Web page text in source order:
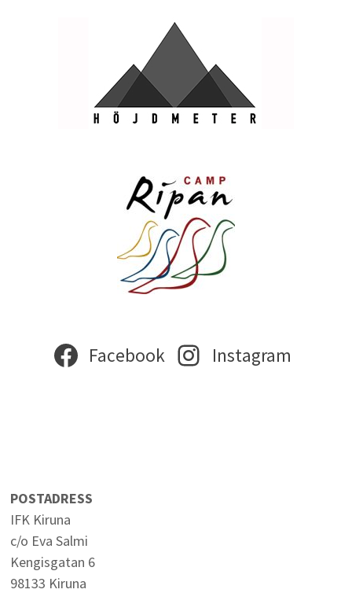
Facebook Instagram
POSTADRESS
IFK Kiruna
c/o Eva Salmi
Kengisgatan 6
98133 Kiruna